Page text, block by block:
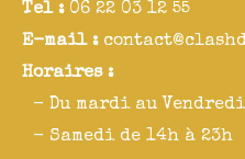
Tel : 06 22 03 12 55
E-mail :
Horaires :
- Du mardi au Vendredi
- Samedi de 14h à 23h